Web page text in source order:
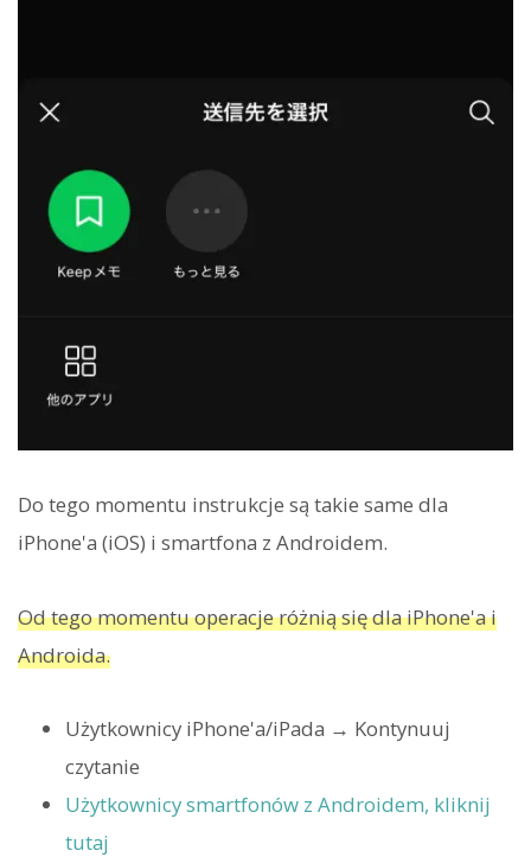
Do tego momentu instrukcje są takie same dla
iPhone'a (iOS) i smartfona z Androidem.
Od tego momentu operacje różnią się dla iPhone'a i
Androida.
Użytkownicy iPhone'a/iPada → Kontynuuj
czytanie
Użytkownicy smartfonów z Androidem, kliknij
tutaj